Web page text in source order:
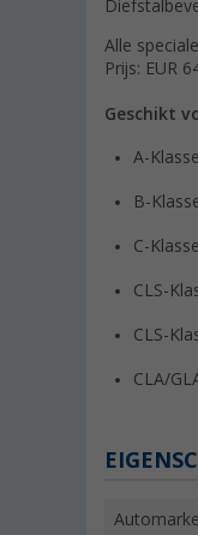
Alle
Prijs: EUR
Geschikt
A-
B-
C-
CLS-
CLS-
CLA/
Automarke